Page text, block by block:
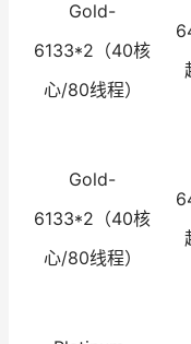
Gold-
6133*2（40核
心/80线程）
Gold-
6133*2（40核
心/80线程）